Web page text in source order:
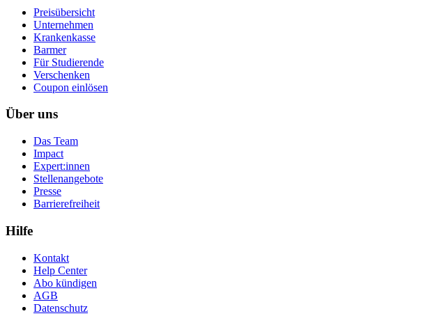
Preisübersicht
Unternehmen
Krankenkasse
Barmer
Für Studierende
Ver­schen­ken
Coupon einlösen
Über uns
Das Team
Impact
Expert:innen
Stellenangebote
Presse
Barrierefreiheit
Hilfe
Kontakt
Help Center
Abo kündigen
AGB
Datenschutz